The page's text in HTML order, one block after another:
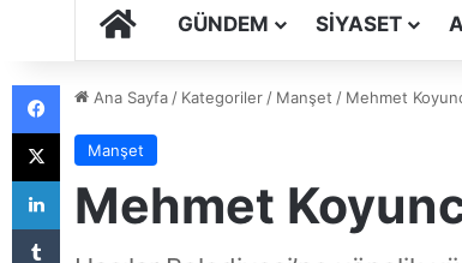
ANA SAYFA
GÜNDEM SIYASET
Ana Sayfa/ Kategoriler/ Manşet / Mehmet
Manşet
Mehmet
Tumblr